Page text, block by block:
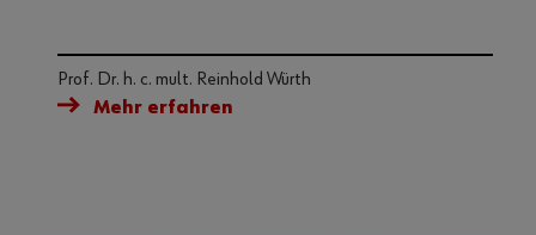
Prof. Dr. h. c. mult. Reinhold Würth
Mehr erfahren